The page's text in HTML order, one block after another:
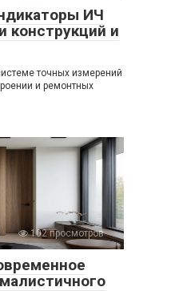
ИЧ
конструкций и
точных измерений
и ремонтных
102 просмотров